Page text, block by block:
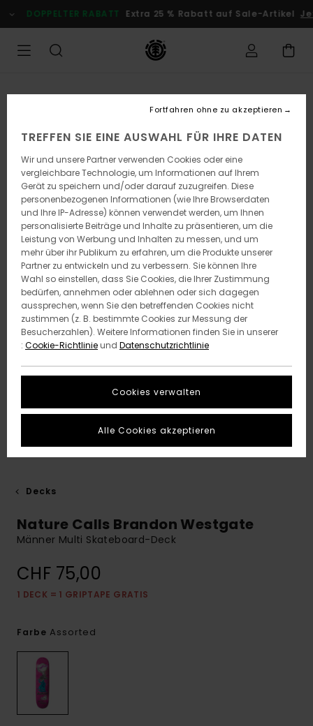
zur
Produktinformation
DOPPELTER RABATT Extra 25 % Rabatt auf Sale-Artikel
Decks
Nature Calls Brandon Westgate
Männer Multi Skateboard-Deck
CHF 75,00
1 DECK = 1 GRIPTAPE GRATIS
Farbe Assorted
TREFFEN SIE EINE AUSWAHL FÜR IHRE DATEN
Wir und unsere Partner verwenden Cookies oder eine
vergleichbare Technologie, um Informationen auf Ihrem
Gerät zu speichern und/oder darauf zuzugreifen. Diese
personenbezogenen Informationen (wie Ihre Browserdaten
und Ihre IP-Adresse) können verwendet werden, um Ihnen
personalisierte Beiträge und Inhalte zu präsentieren, um die
Leistung von Werbung und Inhalten zu messen, und um
mehr über ihr Publikum zu erfahren, um die Produkte unserer
Partner zu entwickeln und zu verbessern. Sie können Ihre
Wahl so einstellen, dass Sie Cookies, die Ihrer Zustimmung
bedürfen, annehmen oder ablehnen oder sich dagegen
aussprechen, wenn Sie den betreffenden Cookies nicht
zustimmen (z. B. bestimmte Cookies zur Messung der
Besucherzahlen). Weitere Informationen finden Sie in unserer
: Cookie-Richtlinieund Datenschutzrichtlinie
Cookies verwalten
Fortfahren ohne zu akzeptieren
Alle Cookies akzeptieren